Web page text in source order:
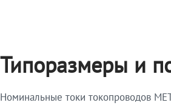
Типоразмеры и
Номинальные токи токопроводов